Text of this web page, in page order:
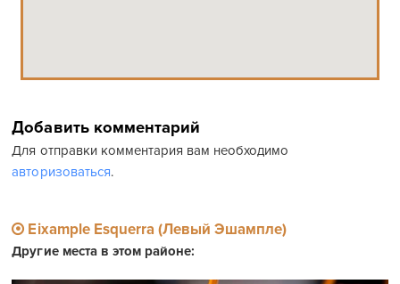
Добавить комментарий
Для отправки комментария вам необходимо
авторизоваться.
Eixample Esquerra (Левый Эшампле)
Другие места в этом районе: